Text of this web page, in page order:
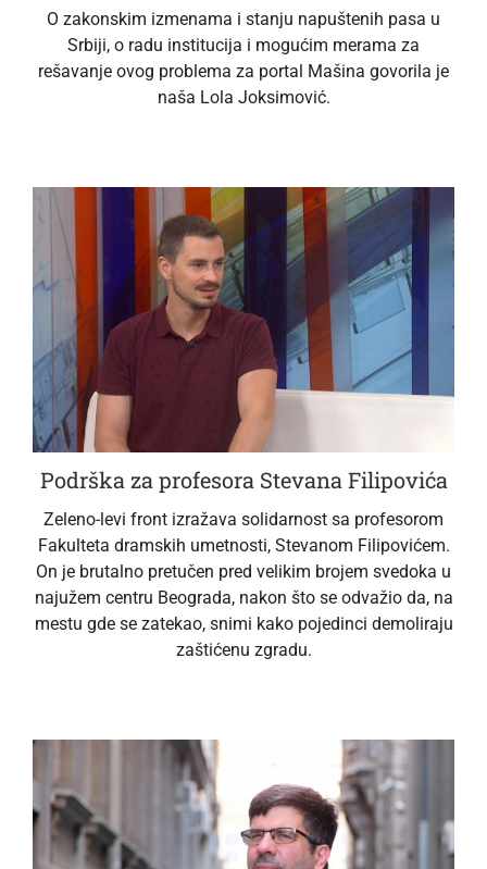
O zakonskim izmenama i stanju napuštenih pasa u
Srbiji, o radu institucija i mogućim merama za
rešavanje ovog problema za portal Mašina govorila je
naša Lola Joksimović.
Podrška za profesora Stevana Filipovića
Zeleno-levi front izražava solidarnost sa profesorom
Fakulteta dramskih umetnosti, Stevanom Filipovićem.
On je brutalno pretučen pred velikim brojem svedoka u
najužem centru Beograda, nakon što se odvažio da, na
mestu gde se zatekao, snimi kako pojedinci demoliraju
zaštićenu zgradu.